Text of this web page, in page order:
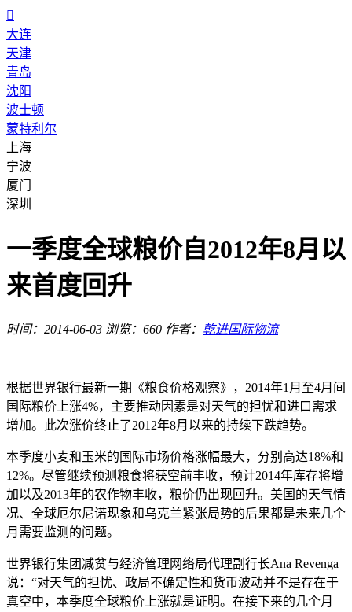

大连
天津
青岛
沈阳
波士顿
蒙特利尔
上海
宁波
厦门
深圳
一季度全球粮价自2012年8月以
来首度回升
时间：2014-06-03 浏览：660 作者： 乾进国际物流
根据世界银行最新一期《粮食价格观察》，2014年1月至4月间
国际粮价上涨4%，主要推动因素是对天气的担忧和进口需求
增加。此次涨价终止了2012年8月以来的持续下跌趋势。
本季度小麦和玉米的国际市场价格涨幅最大，分别高达18%和
12%。尽管继续预测粮食将获空前丰收，预计2014年库存将增
加以及2013年的农作物丰收，粮价仍出现回升。美国的天气情
况、全球厄尔尼诺现象和乌克兰紧张局势的后果都是未来几个
月需要监测的问题。
世界银行集团减贫与经济管理网络局代理副行长Ana Revenga
说：“对天气的担忧、政局不确定性和货币波动并不是存在于
真空中，本季度全球粮价上涨就是证明。在接下来的几个月